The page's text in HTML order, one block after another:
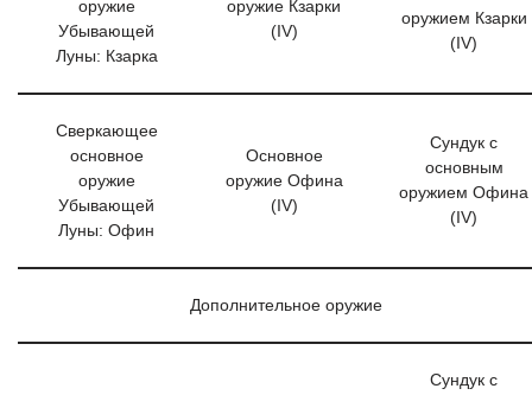
оружие
Убывающей
Луны: Кзарка
оружие Кзарки
(IV)
оружием Кзарки
(IV)
Сверкающее
основное
оружие
Убывающей
Луны: Офин
Основное
оружие Офина
(IV)
Сундук с
основным
оружием Офина
(IV)
Дополнительное оружие
Сундук с